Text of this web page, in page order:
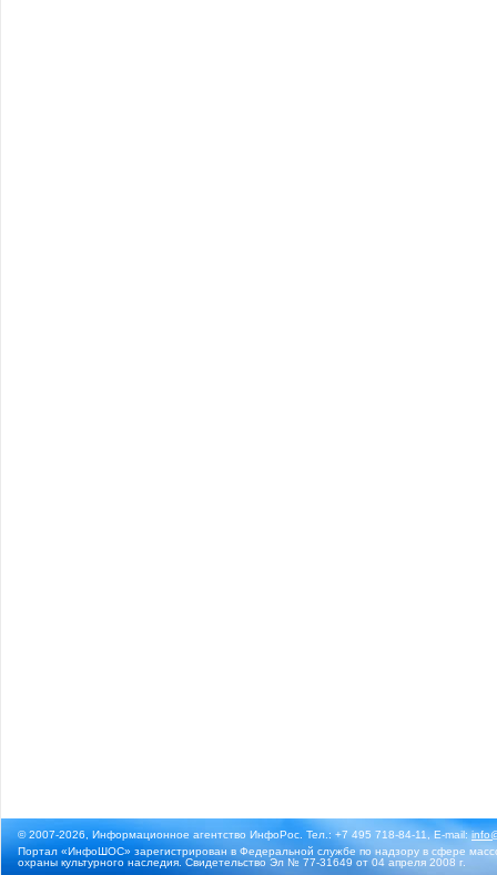
© 2007-2026, Информационное агентство ИнфоРос. Тел.: +7 495 718-84-11, E-mail:
Портал «ИнфоШОС» зарегистрирован в Федеральной службе по надзору в сфере
охраны культурного наследия. Свидетельство Эл № 77-31649 от 04 апреля 2008 г.